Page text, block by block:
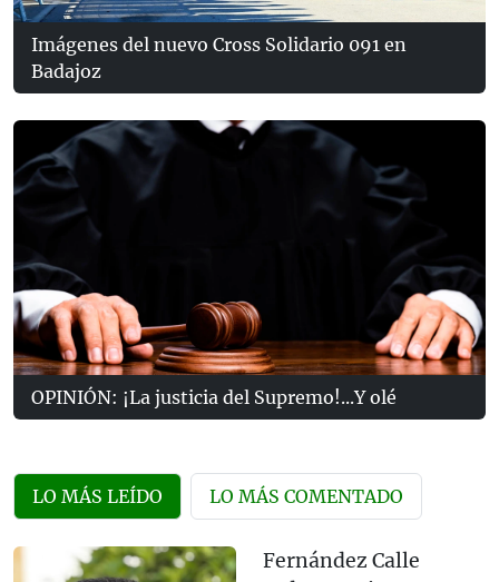
Imágenes del nuevo Cross Solidario 091 en
Badajoz
OPINIÓN: ¡La justicia del Supremo!...Y olé
LO MÁS LEÍDO LO MÁS COMENTADO
Fernández Calle